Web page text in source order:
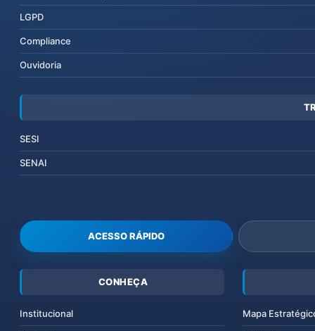
LGPD
Compliance
Ouvidoria
SESI
SENAI
ACESSO RÁPIDO
CONHEÇA
Institucional Mapa